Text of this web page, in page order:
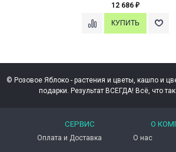
12 686 ₽
© Розовое Яблоко - растения и цветы, кашпо и
подарки. Результат ВСЕГДА! Всё, что
СЕРВИС
Оплата и Доставка
О
О нас